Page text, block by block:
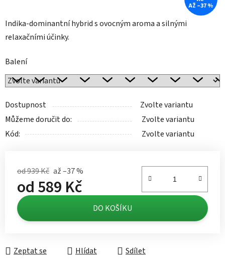
Indika-dominantní hybrid s ovocným aroma a silnými
relaxačními účinky.
Balení
Dostupnost
Zvolte variantu
Můžeme doručit do:
Zvolte variantu
Kód:
Zvolte variantu
od 939 Kč až –37 %
od589 Kč
Měrná cena: DO KOŠÍKU
Zeptat se Hlídat Sdílet
AŽ –37 %